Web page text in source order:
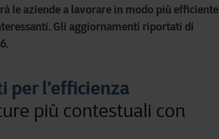
le aziende a lavorare in modo più efficiente
Gli aggiornamenti riportati di
l’efficienza
più contestuali con